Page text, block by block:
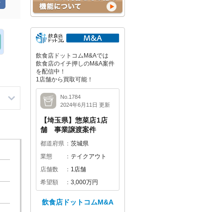
飲食店ドットコムM&Aでは
飲食店のイチ押しのM&A案件
を配信中！
1店舗から買取可能！
No.1784
2024年6月11日 更新
【埼玉県】惣菜店1店
舗 事業譲渡案件
都道府県
茨城県
業態
テイクアウト
店舗数
1店舗
希望額
3,000万円
飲食店ドットコムM&A